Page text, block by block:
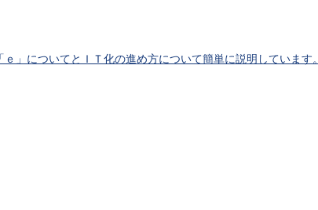
」についてとＩＴ化の進め方について簡単に説明しています。